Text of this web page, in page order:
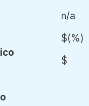
n/a
$(%)
$